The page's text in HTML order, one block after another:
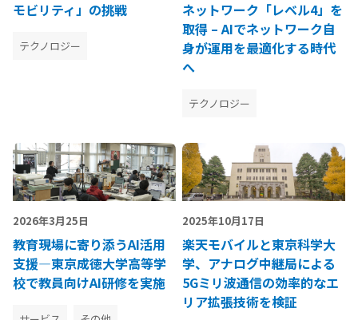
モビリティ」の挑戦
テクノロジー
ネットワーク「レベル4」を
取得 – AIでネットワーク自
身が運用を最適化する時代
へ
テクノロジー
2026年3月25日
教育現場に寄り添うAI活用
支援―東京成徳大学高等学
校で教員向けAI研修を実施
2025年10月17日
楽天モバイルと東京科学大
学、アナログ中継局による
5Gミリ波通信の効率的なエ
リア拡張技術を検証